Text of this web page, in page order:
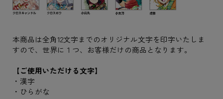
本商品は全角12文字までのオリジナル文字を印字いたしま
すので、世界に１つ、お客様だけの商品となります。
【ご使用いただける文字】
・漢字
・ひらがな